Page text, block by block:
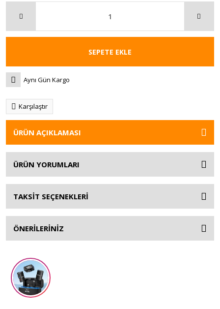
SEPETE EKLE
Aynı Gün Kargo
Karşılaştır
ÜRÜN AÇIKLAMASI
ÜRÜN YORUMLARI
TAKSİT SEÇENEKLERİ
ÖNERİLERİNİZ